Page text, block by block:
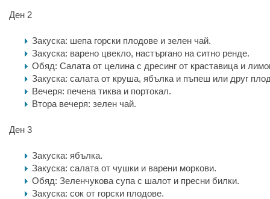
Ден 2
Закуска: шепа горски плодове и зелен чай.
Закуска: варено цвекло, настъргано на ситно ренде.
Обяд: Салата от целина с дресинг от краставица и
Закуска: салата от круша, ябълка и пъпеш или друг
Вечеря: печена тиква и портокал.
Втора вечеря: зелен чай.
Ден 3
Закуска: ябълка.
Закуска: салата от чушки и варени моркови.
Обяд: Зеленчукова супа с шалот и пресни билки.
Закуска: сок от горски плодове.